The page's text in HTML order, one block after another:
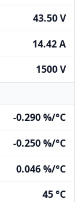
43.50 V
14.42 A
1500 V
-0.290 %/°C
-0.250 %/°C
0.046 %/°C
45 °C